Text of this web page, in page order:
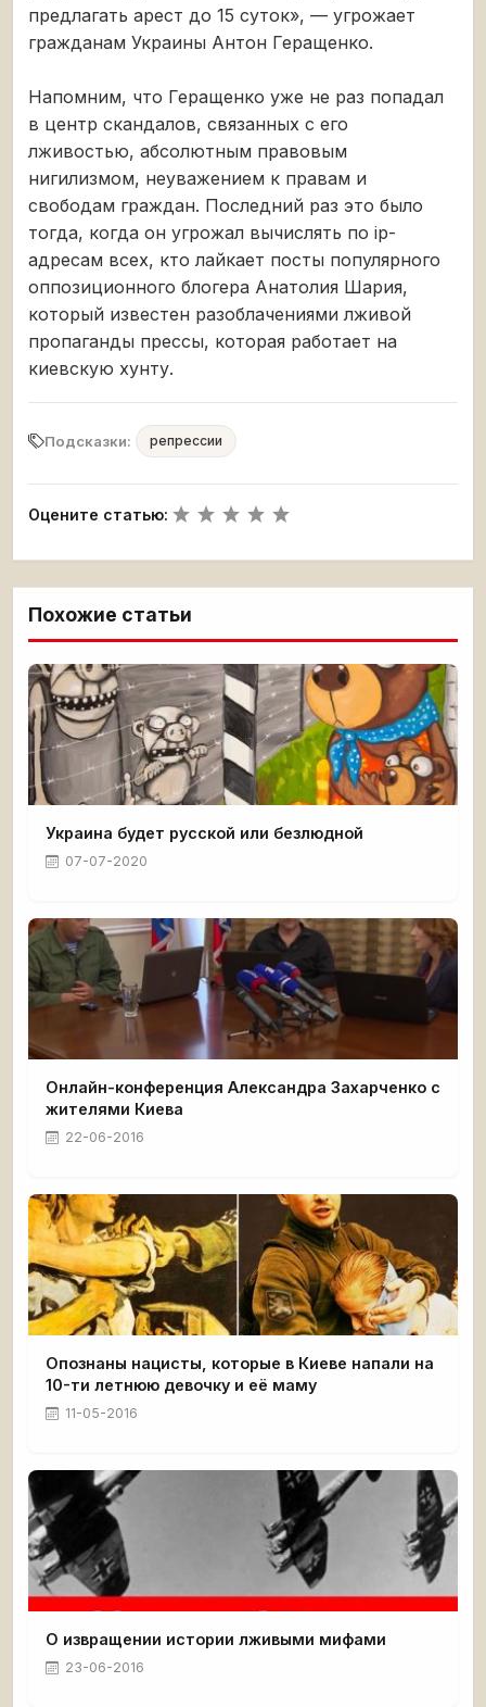
предлагать арест до 15 суток», — угрожает
гражданам Украины Антон Геращенко.
Напомним, что Геращенко уже не раз попадал
в центр скандалов, связанных с его
лживостью, абсолютным правовым
нигилизмом, неуважением к правам и
свободам граждан. Последний раз это было
тогда, когда он угрожал вычислять по ip-
адресам всех, кто лайкает посты популярного
оппозиционного блогера Анатолия Шария,
который известен разоблачениями лживой
пропаганды прессы, которая работает на
киевскую хунту.
Подсказки: репрессии
Оцените статью:
Похожие статьи
Украина будет русской или безлюдной
07-07-2020
Онлайн-конференция Александра Захарченко с
жителями Киева
22-06-2016
Опознаны нацисты, которые в Киеве напали на
10-ти летнюю девочку и её маму
11-05-2016
О извращении истории лживыми мифами
23-06-2016